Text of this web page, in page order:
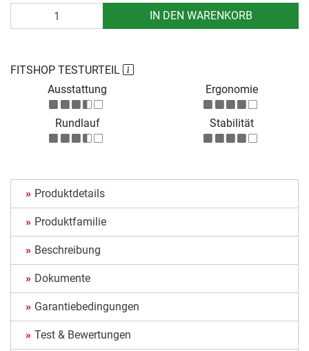
IN DEN WARENKORB
FITSHOP TESTURTEIL
Ausstattung
Ergonomie
Rundlauf Stabilität
Produktdetails
Produktfamilie
Beschreibung
Dokumente
Garantiebedingungen
Test & Bewertungen